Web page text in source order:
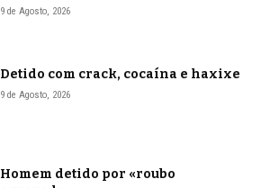
9 de Agosto, 2026
Detido com crack, cocaína e haxixe
9 de Agosto, 2026
Homem detido por «roubo